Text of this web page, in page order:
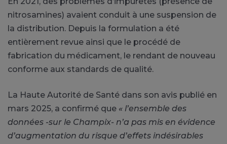
nitrosamines) avaient conduit à une suspension de
la distribution. Depuis la formulation a été
entièrement revue ainsi que le procédé de
fabrication du médicament, le rendant de nouveau
conforme aux standards de qualité.
La Haute Autorité de Santé dans son avis publié en
mars 2025, a confirmé que « l’ensemble des
données -sur le Champix- n’a pas mis en évidence
d’augmentation du risque d’effets indésirables